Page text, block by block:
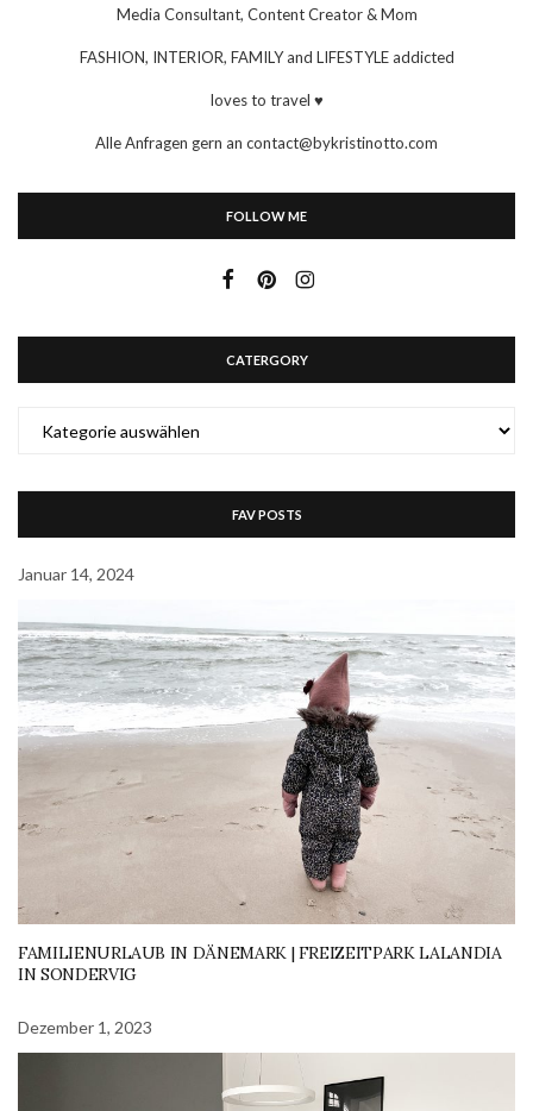
Media Consultant, Content Creator & Mom
FASHION, INTERIOR, FAMILY and LIFESTYLE addicted
loves to travel ♥
Alle Anfragen gern an contact@bykristinotto.com
FOLLOW ME
CATERGORY
FAV POSTS
Januar 14, 2024
FAMILIENURLAUB IN DÄNEMARK | FREIZEITPARK LALANDIA
IN SONDERVIG
Dezember 1, 2023